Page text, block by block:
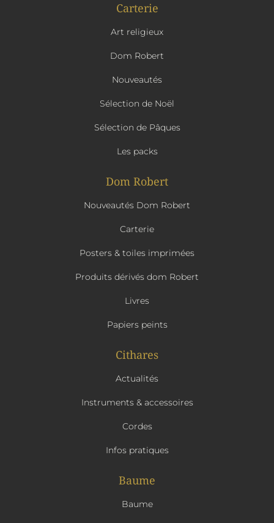
Carterie
Art religieux
Dom Robert
Nouveautés
Sélection de Noël
Sélection de Pâques
Les packs
Dom Robert
Nouveautés Dom Robert
Carterie
Posters & toiles imprimées
Produits dérivés dom Robert
Livres
Papiers peints
Cithares
Actualités
Instruments & accessoires
Cordes
Infos pratiques
Baume
Baume